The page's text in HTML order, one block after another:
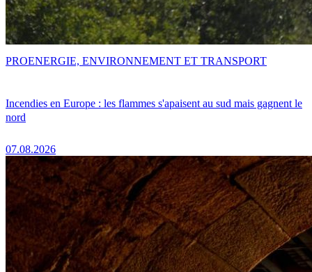
Incendies en Europe : les flammes s'apaisent au sud mais gagnent le
nord
07.08.2026
PROENERGIE, ENVIRONNEMENT ET TRANSPORT